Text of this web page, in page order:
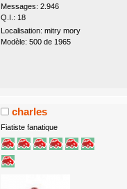
Messages: 2.946
Q.I.: 18
Localisation: mitry mory
Modèle: 500 de 1965
charles
Fiatiste fanatique